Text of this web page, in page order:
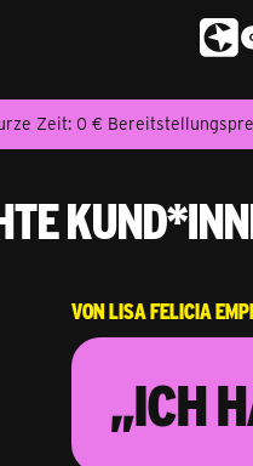
Zeit: 0 €
Von Lisa Felicia
„Ich